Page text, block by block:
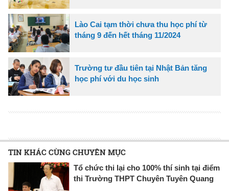
Lào Cai tạm thời chưa thu học phí từ
tháng 9 đến hết tháng 11/2024
Trường tư đầu tiên tại Nhật Bản tăng
học phí với du học sinh
TIN KHÁC CÙNG CHUYÊN MỤC
Tổ chức thi lại cho 100% thí sinh tại điểm
thi Trường THPT Chuyên Tuyên Quang